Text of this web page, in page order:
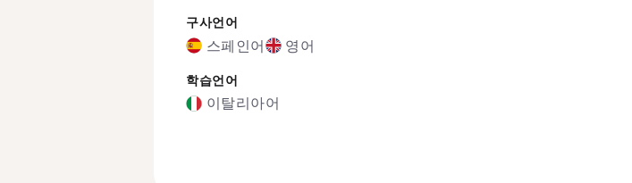
구사언어
스페인어 영어
학습언어
이탈리아어